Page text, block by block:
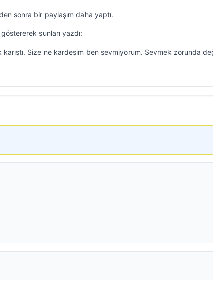
sonra bir paylaşım daha yaptı.
şunları yazdı:
karıştı. Size ne kardeşim ben sevmiyorum. Sevmek zorunda